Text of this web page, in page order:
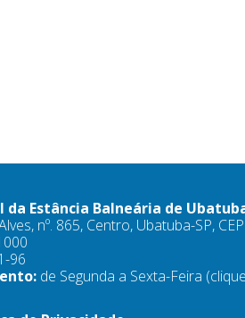
Estância Balneária de
nº. 865, Centro, Ubatuba-SP,
96
de Segunda a Sexta-Feira